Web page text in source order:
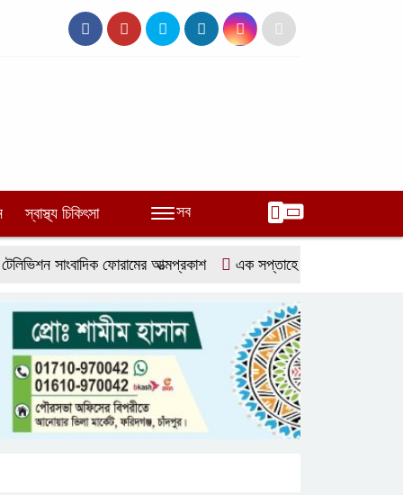
স্বাস্থ্য চিকিৎসা সব
সাংবাদিক ফোরামের আত্মপ্রকাশ এক সপ্তাহে ২০ চুরি, আতঙ্কে